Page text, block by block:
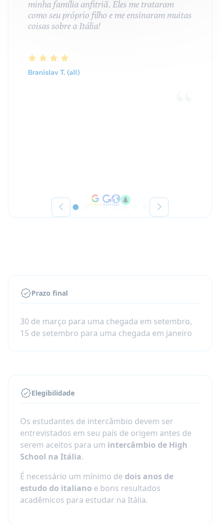
minha família anfitriã. Eles me trataram
como seu próprio filho e me ensinaram muitas
coisas sobre a Itália!
Branislav T. (all)
Prazo final
30 de março para uma chegada em setembro,
15 de setembro para uma chegada em janeiro
Elegibilidade
Os estudantes de intercâmbio devem ser
entrevistados em seu país de origem antes de
serem aceitos para um intercâmbio de High
School na Itália.
É necessário um mínimo de dois anos de
estudo do italiano e bons resultados
acadêmicos para estudar na Itália.